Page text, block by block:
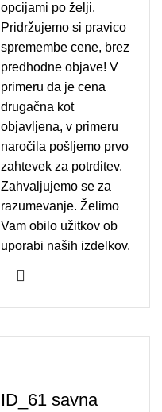
opcijami po želji.
Pridržujemo si pravico
spremembe cene, brez
predhodne objave! V
primeru da je cena
drugačna kot
objavljena, v primeru
naročila pošljemo prvo
zahtevek za potrditev.
Zahvaljujemo se za
razumevanje. Želimo
Vam obilo užitkov ob
uporabi naših izdelkov.
ID_61 savna